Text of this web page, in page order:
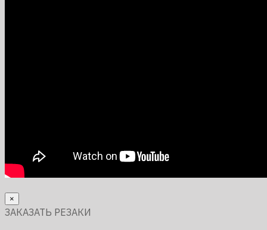
×
ЗАКАЗАТЬ РЕЗАКИ